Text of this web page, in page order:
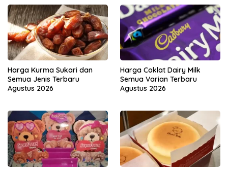
Harga Kurma Sukari dan
Semua Jenis Terbaru
Agustus 2026
Harga Coklat Dairy Milk
Semua Varian Terbaru
Agustus 2026